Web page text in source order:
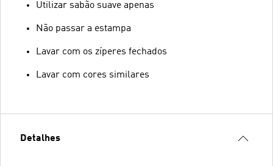
Utilizar sabão suave apenas
Não passar a estampa
Lavar com os zíperes fechados
Lavar com cores similares
Detalhes